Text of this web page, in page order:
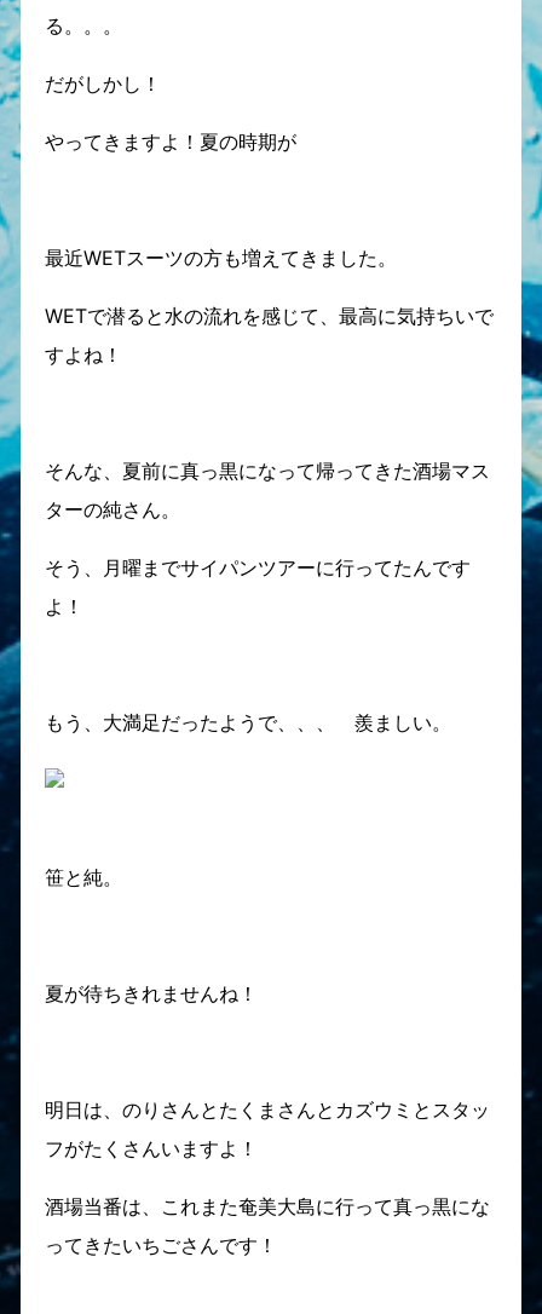
る。。。
だがしかし！
やってきますよ！夏の時期が
最近WETスーツの方も増えてきました。
WETで潜ると水の流れを感じて、最高に気持ちいで
すよね！
そんな、夏前に真っ黒になって帰ってきた酒場マス
ターの純さん。
そう、月曜までサイパンツアーに行ってたんです
よ！
もう、大満足だったようで、、、 羨ましい。
笹と純。
夏が待ちきれませんね！
明日は、のりさんとたくまさんとカズウミとスタッ
フがたくさんいますよ！
酒場当番は、これまた奄美大島に行って真っ黒にな
ってきたいちごさんです！